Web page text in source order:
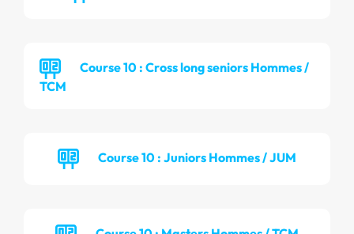
Course 10 : Cross long seniors Hommes /
TCM
Course 10 : Juniors Hommes / JUM